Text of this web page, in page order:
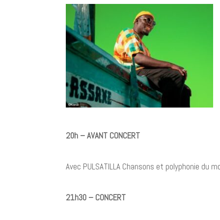
20h – AVANT CONCERT
Avec PULSATILLA Chansons et polyphonie du
21h30 – CONCERT